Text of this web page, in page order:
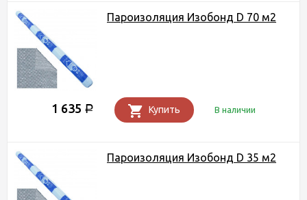
Пароизоляция Изобонд D 70 м2
1 635 Р Купить В наличии
Пароизоляция Изобонд D 35 м2